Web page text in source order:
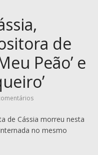
de
Peão’ e
de Cássia morreu nesta
no mesmo